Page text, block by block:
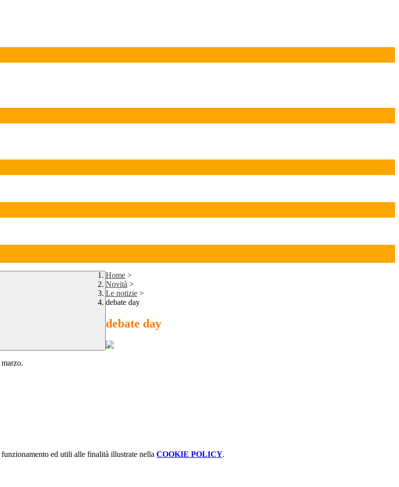
Home >
Novità >
Le notizie >
debate day
debate day
ed utili alle finalità illustrate nella COOKIE POLICY.